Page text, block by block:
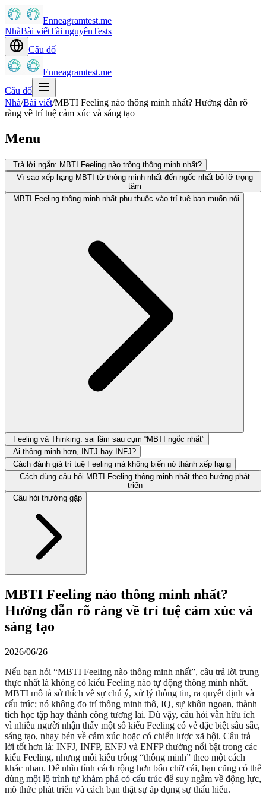
Enneagramtest.me
NhàBài viếtTài nguyênTests
Câu đố
Enneagramtest.me
Câu đố
Nhà/Bài viết/MBTI Feeling nào thông minh nhất? Hướng dẫn rõ
ràng về trí tuệ cảm xúc và sáng tạo
Menu
Trả lời ngắn: MBTI Feeling nào trông thông minh nhất?
Vì sao xếp hạng MBTI từ thông minh nhất đến ngốc nhất bỏ lỡ trọng
tâm
MBTI Feeling thông minh nhất phụ thuộc vào trí tuệ bạn muốn nói
Feeling và Thinking: sai lầm sau cụm “MBTI ngốc nhất”
Ai thông minh hơn, INTJ hay INFJ?
Cách đánh giá trí tuệ Feeling mà không biến nó thành xếp hạng
Cách dùng câu hỏi MBTI Feeling thông minh nhất theo hướng phát
triển
Câu hỏi thường gặp
MBTI Feeling nào thông minh nhất?
Hướng dẫn rõ ràng về trí tuệ cảm xúc và
sáng tạo
2026/06/26
Nếu bạn hỏi “MBTI Feeling nào thông minh nhất”, câu trả lời trung
thực nhất là không có kiểu Feeling nào tự động thông minh nhất.
MBTI mô tả sở thích về sự chú ý, xử lý thông tin, ra quyết định và
cấu trúc; nó không đo trí thông minh thô, IQ, sự khôn ngoan, thành
tích học tập hay thành công tương lai. Dù vậy, câu hỏi vẫn hữu ích
vì nhiều người nhận thấy một số kiểu Feeling có vẻ đặc biệt sâu sắc,
sáng tạo, nhạy bén về cảm xúc hoặc có chiến lược xã hội. Câu trả
lời tốt hơn là: INFJ, INFP, ENFJ và ENFP thường nổi bật trong các
kiểu Feeling, nhưng mỗi kiểu trông “thông minh” theo một cách
khác nhau. Để nhìn tính cách rộng hơn bốn chữ cái, bạn cũng có thể
dùng một lộ trình tự khám phá có cấu trúc để suy ngẫm về động lực,
mô thức phát triển và cách bạn thật sự áp dụng sự thấu hiểu.